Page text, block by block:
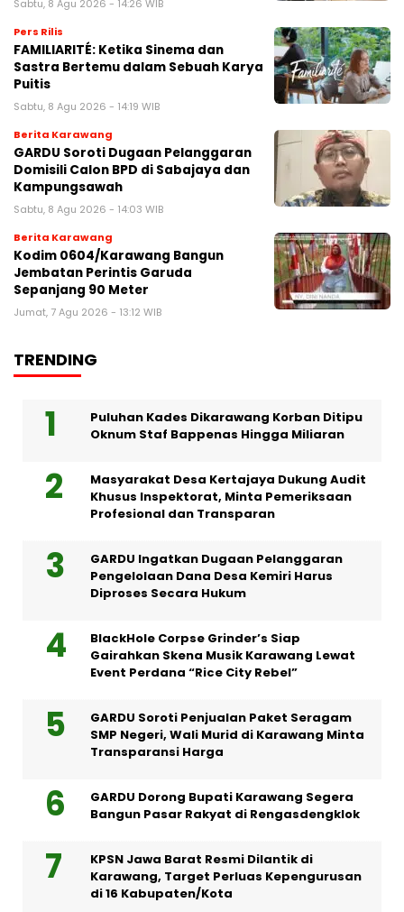
Sabtu, 8 Agu 2026 - 14:26 WIB
Pers Rilis
FAMILIARITÉ: Ketika Sinema dan
Sastra Bertemu dalam Sebuah Karya
Puitis
Sabtu, 8 Agu 2026 - 14:19 WIB
Berita Karawang
GARDU Soroti Dugaan Pelanggaran
Domisili Calon BPD di Sabajaya dan
Kampungsawah
Sabtu, 8 Agu 2026 - 14:03 WIB
Berita Karawang
Kodim 0604/Karawang Bangun
Jembatan Perintis Garuda
Sepanjang 90 Meter
Jumat, 7 Agu 2026 - 13:12 WIB
TRENDING
Puluhan Kades Dikarawang Korban Ditipu
Oknum Staf Bappenas Hingga Miliaran
Masyarakat Desa Kertajaya Dukung Audit
Khusus Inspektorat, Minta Pemeriksaan
Profesional dan Transparan
GARDU Ingatkan Dugaan Pelanggaran
Pengelolaan Dana Desa Kemiri Harus
Diproses Secara Hukum
BlackHole Corpse Grinder’s Siap
Gairahkan Skena Musik Karawang Lewat
Event Perdana “Rice City Rebel”
GARDU Soroti Penjualan Paket Seragam
SMP Negeri, Wali Murid di Karawang Minta
Transparansi Harga
GARDU Dorong Bupati Karawang Segera
Bangun Pasar Rakyat di Rengasdengklok
KPSN Jawa Barat Resmi Dilantik di
Karawang, Target Perluas Kepengurusan
di 16 Kabupaten/Kota